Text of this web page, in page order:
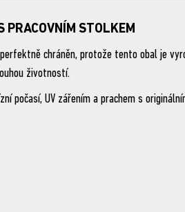
PRACOVNÍM STOLKEM
chráněn, protože tento obal je
životností.
počasí, UV zářením a prachem s